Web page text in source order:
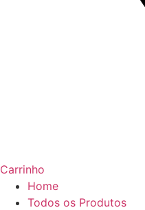
Carrinho
Home
Todos os Produtos